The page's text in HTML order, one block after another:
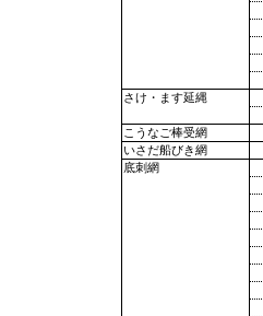
さけ・ます延縄
こうなご棒受網
いさだ船びき網
底刺網